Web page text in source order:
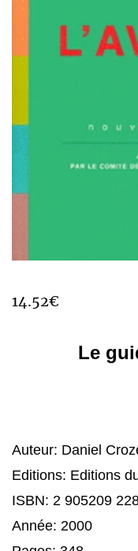
14.52€
Le
Auteur: Daniel
Editions: Editions
ISBN: 2 905209
Année: 2000